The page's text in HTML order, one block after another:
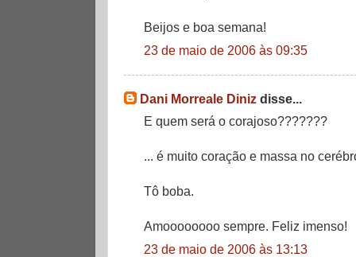
Beijos e boa semana!
23 de maio de 2006 às 09:35
Dani Morreale Diniz disse...
E quem será o corajoso???????
... é muito coração e massa no
Tô boba.
Amoooooooo sempre. Feliz imenso!
23 de maio de 2006 às 13:13